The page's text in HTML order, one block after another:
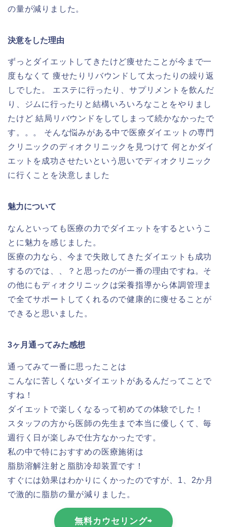
の量が減りました。
決意をした理由
ずっとダイエットしてきたけど痩せたことが今まで一
度もなくて 痩せたりリバウンドして太ったりの繰り返
しでした。 エステに行ったり、サプリメントを飲んだ
り、ジムに行ったりと結構いろいろなことをやりまし
たけど 結局リバウンドをしてしまって続かなかったで
す。。。 そんな悩みがある中で医療ダイエットの専門
クリニックのディオクリニックを見つけて 何とかダイ
エットを成功させたいという思いでディオクリニック
に行くことを決意しました
魅力について
なんといっても医療の力でダイエットをするというこ
とに魅力を感じました。
医療の力なら、今まで失敗してきたダイエットも成功
するのでは、、？と思ったのが一番の理由ですね。そ
の他にもディオクリニックは栄養指導から体調管理ま
で全てサポートしてくれるので健康的に痩せることが
できると思いました。
3ヶ月通ってみた感想
通ってみて一番に思ったことは
こんなに苦しくないダイエットがあるんだってことで
すね！
ダイエットで楽しくなるって初めての体験でした！
スタッフの方から医師の先生まで本当に優しくて、毎
週行く日が楽しみで仕方なかったです。
私の中で特におすすめの医療施術は
脂肪溶解注射と脂肪冷却装置です！
すぐには効果はわかりにくかったのですが、1、2か月
で激的に脂肪の量が減りました。
無料カウセリング⇨